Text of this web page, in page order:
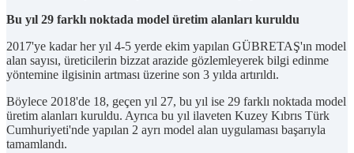
Bu yıl 29 farklı noktada model üretim alanları kuruldu
2017'ye kadar her yıl 4-5 yerde ekim yapılan GÜBRETAŞ'ın model
alan sayısı, üreticilerin bizzat arazide gözlemleyerek bilgi edinme
yöntemine ilgisinin artması üzerine son 3 yılda artırıldı.
Böylece 2018'de 18, geçen yıl 27, bu yıl ise 29 farklı noktada model
üretim alanları kuruldu. Ayrıca bu yıl ilaveten Kuzey Kıbrıs Türk
Cumhuriyeti'nde yapılan 2 ayrı model alan uygulaması başarıyla
tamamlandı.